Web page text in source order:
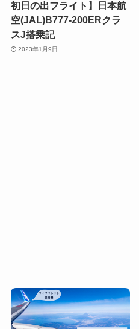
初日の出フライト】日本航
空(JAL)B777-200ERクラ
スJ搭乗記
2023年1月9日